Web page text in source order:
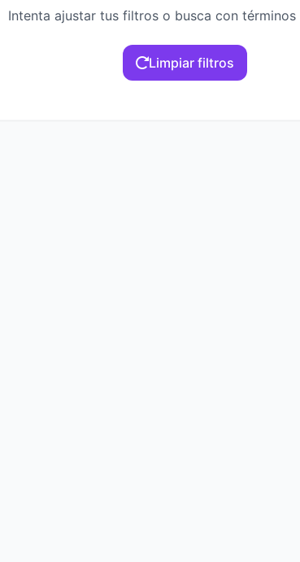
Intenta ajustar tus filtros o busca con términos
Limpiar filtros